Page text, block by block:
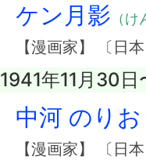
ケン月影 （
【漫画家】 〔日
1941年11月30日
中河 のりお
【漫画家】 〔日